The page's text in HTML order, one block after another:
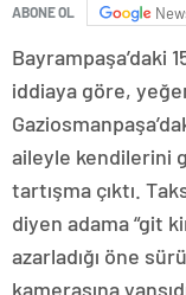
ABONE OL
Bayrampaşa’daki
iddiaya göre,
aileyle kendilerini
tartışma çıktı.
diyen adama “git
azarladığı öne
kamerasına